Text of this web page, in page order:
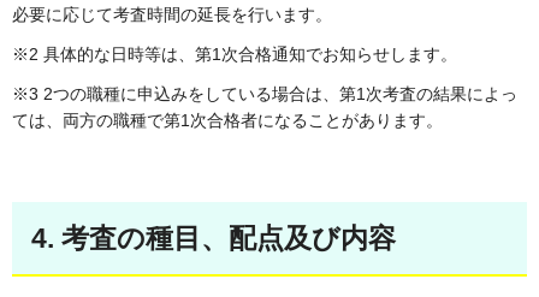
必要に応じて考査時間の延長を行います。
※2 具体的な日時等は、第1次合格通知でお知らせします。
※3 2つの職種に申込みをしている場合は、第1次考査の結果によっ
ては、両方の職種で第1次合格者になることがあります。
4. 考査の種目、配点及び内容